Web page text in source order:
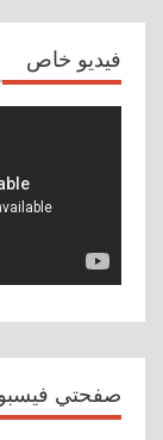
فيديو خاص
صفحتي